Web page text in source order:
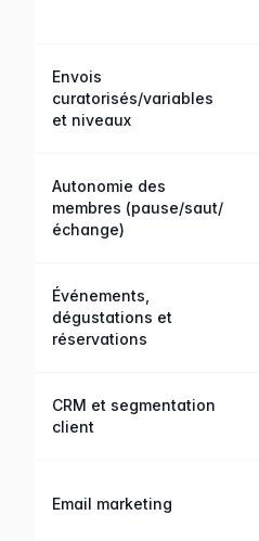
Envois
curatorisés/variables
et niveaux
Autonomie des
membres (pause/saut/
échange)
Événements,
dégustations et
réservations
CRM et segmentation
client
Email marketing